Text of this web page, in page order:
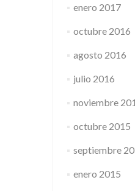
enero 2017
octubre 2016
agosto 2016
julio 2016
noviembre
octubre 2015
septiembre
enero 2015